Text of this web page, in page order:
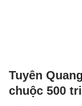
Tuyên
chuộc 500